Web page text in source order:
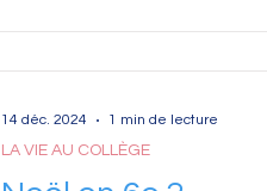
LA VIE AU COLLÈGE
14 déc. 2024 1 min de lecture